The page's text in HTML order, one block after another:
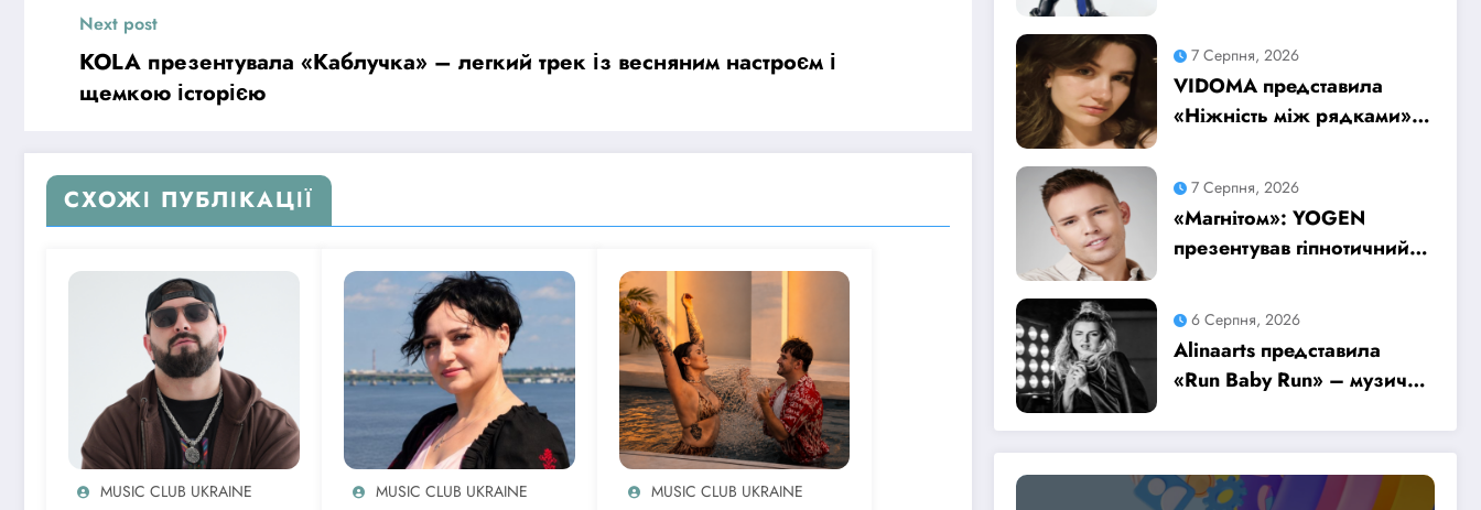
Next post
KOLA презентувала «Каблучка» – легкий трек із весняним настроєм і
щемкою історією
СХОЖІ ПУБЛІКАЦІЇ
MUSIC CLUB UKRAINE
MUSIC CLUB UKRAINE
MUSIC CLUB UKRAINE
главу історією про сучасне
кохання
7 Серпня, 2026
VIDOMA представила
«Ніжність між рядками»
живуть у мовчанні
7 Серпня, 2026
«Магнітом»: YOGEN
презентував гіпнотичний
голови від почуттів
6 Серпня, 2026
Alinaarts представила
«Run Baby Run» – музичну
продовжує жити попри
війну